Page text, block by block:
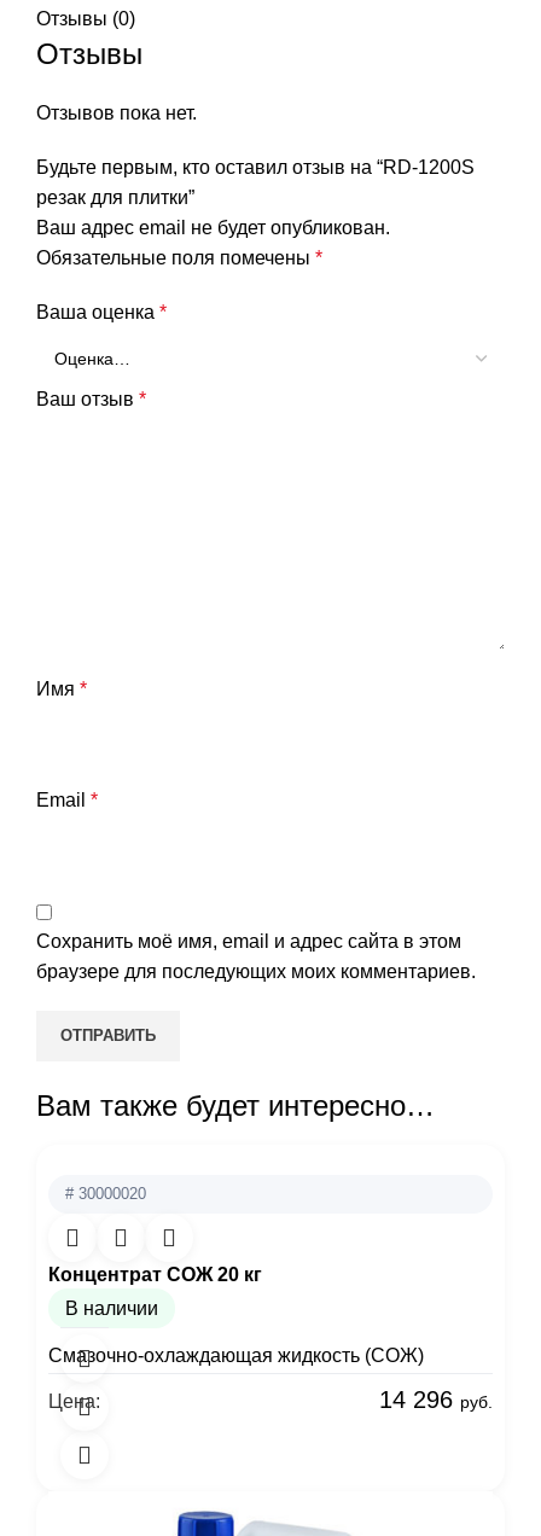
Отзывы (0)
Отзывы
Отзывов пока нет.
Будьте первым, кто оставил отзыв на “RD-1200S
резак для плитки”
Ваш адрес email не будет опубликован.
Обязательные поля помечены *
Ваша оценка *
Ваш отзыв *
Имя *
Email *
Сохранить моё имя, email и адрес сайта в этом
браузере для последующих моих комментариев.
Вам также будет интересно…
# 30000020
Концентрат СОЖ 20 кг
В наличии
Смазочно-охлаждающая жидкость (СОЖ)
Цена: 14 296 руб.